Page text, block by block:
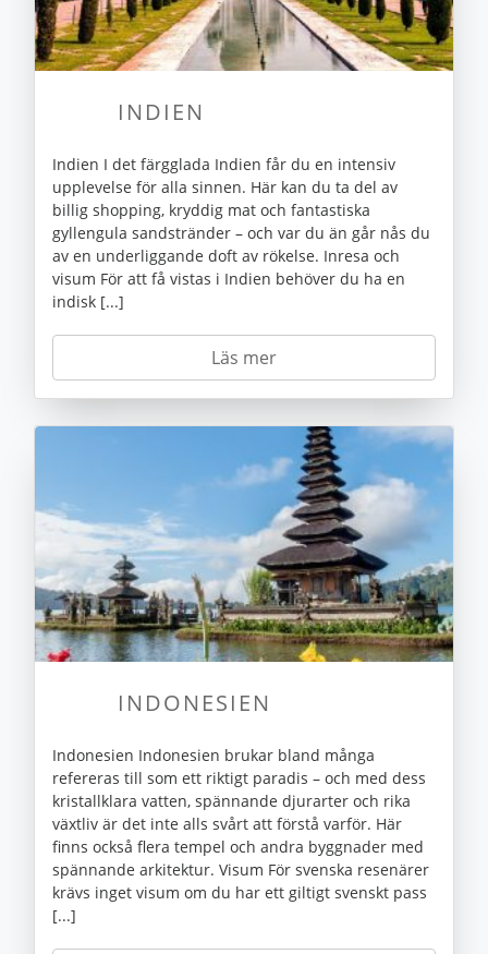
INDIEN
Indien I det färgglada Indien får du en intensiv
upplevelse för alla sinnen. Här kan du ta del av
billig shopping, kryddig mat och fantastiska
gyllengula sandstränder – och var du än går nås du
av en underliggande doft av rökelse. Inresa och
visum För att få vistas i Indien behöver du ha en
indisk [...]
Läs mer
INDONESIEN
Indonesien Indonesien brukar bland många
refereras till som ett riktigt paradis – och med dess
kristallklara vatten, spännande djurarter och rika
växtliv är det inte alls svårt att förstå varför. Här
finns också flera tempel och andra byggnader med
spännande arkitektur. Visum För svenska resenärer
krävs inget visum om du har ett giltigt svenskt pass
[...]